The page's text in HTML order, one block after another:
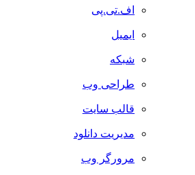
اف.تی.پی
ایمیل
شبکه
طراحی وب
قالب سایت
مدیریت دانلود
مرورگر وب